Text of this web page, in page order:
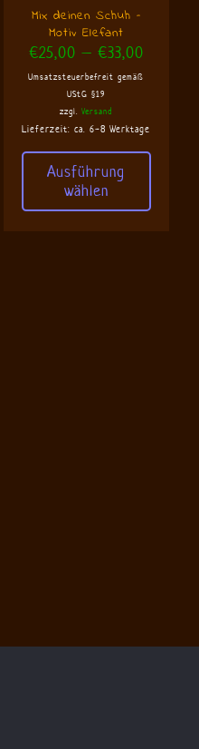
Mix deinen Schuh –
Motiv Elefant
€25,00 – €33,00
bis
Umsatzsteuerbefreit gemäß
UStG §19
zzgl.Versand
Lieferzeit: ca. 6-8 Werktage
Ausführung
wählen
Produkt